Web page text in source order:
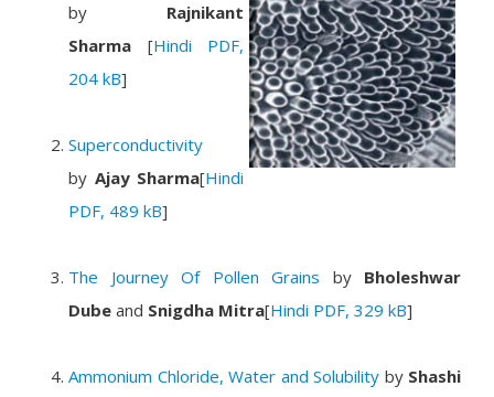
by Rajnikant
Sharma
[Hindi PDF,
204 kB]
Superconductivity
by Ajay Sharma[Hindi
PDF, 489 kB]
The Journey Of Pollen Grains by Bholeshwar
Dube and Snigdha Mitra[Hindi PDF, 329 kB]
Ammonium Chloride, Water and Solubility by Shashi